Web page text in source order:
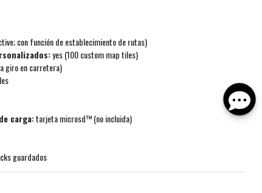
con función de establecimiento de rutas)
yes (100 custom map tiles)
giro en carretera)
carga:tarjeta microsd™ (no incluida)
guardados